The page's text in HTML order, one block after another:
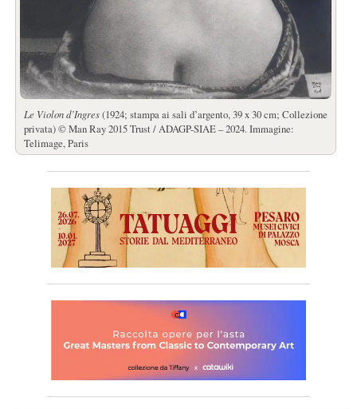
Le Violon d’Ingres(1924; stampa ai sali d’argento, 39 x 30 cm; Collezione
privata) © Man Ray 2015 Trust / ADAGP-SIAE – 2024. Immagine:
Telimage, Paris